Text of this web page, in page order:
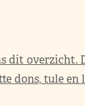
dit overzicht.
dons, tule